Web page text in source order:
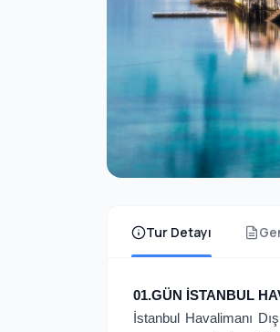
Tur Detayı
01.GÜN İSTANBUL
İstanbul Havalimanı